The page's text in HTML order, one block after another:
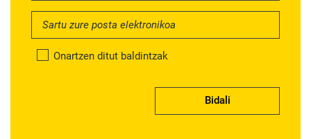
Onartzen ditut baldintzak